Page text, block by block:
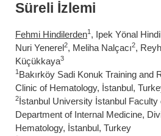
Süreli İzlemi
Fehmi Hindilerden1 , Ipek Yönal
Nuri Yenerel2, Meliha Nalçacı2,
Küçükkaya3
1 Bakırköy Sadi Konuk Training and
Clinic of Hematology, İstanbul,
2İstanbul University İstanbul Faculty
Department of Internal Medicine,
Hematology, İstanbul, Turkey